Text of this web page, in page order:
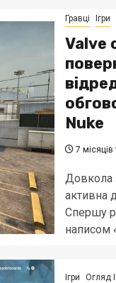
Гравці Ігри
Valve
Nuke
7 місяців
Довкола
активна
Спершу
написом
Ігри Огляд